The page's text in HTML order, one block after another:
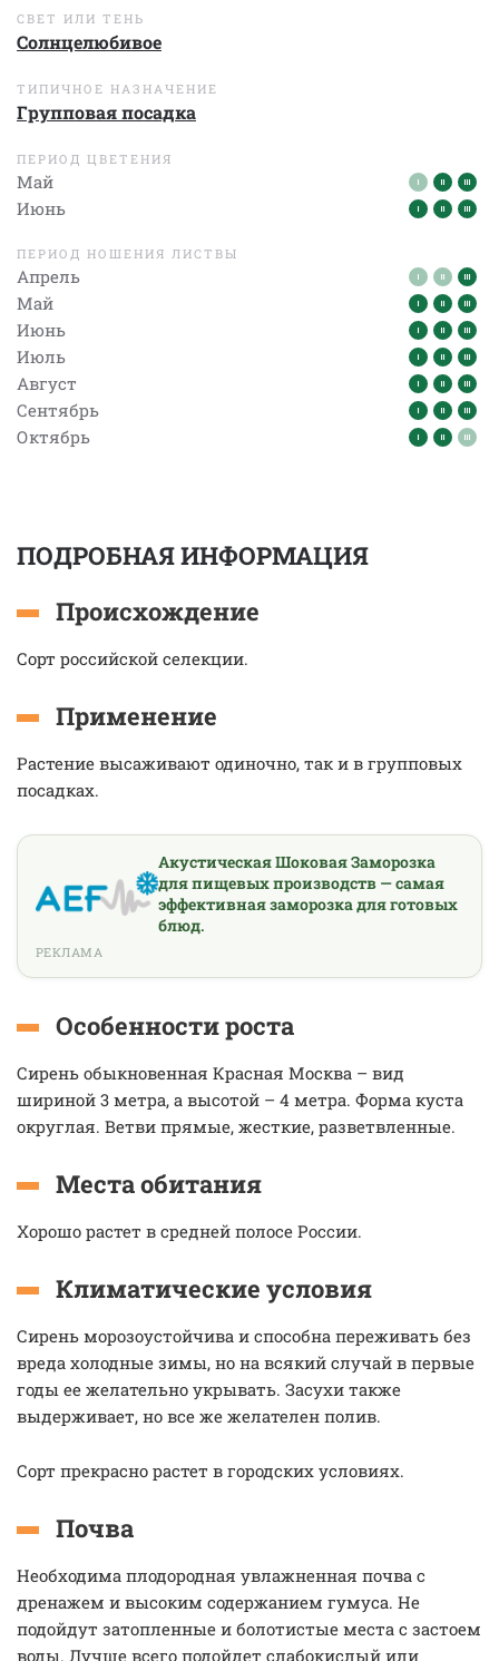
СВЕТ ИЛИ ТЕНЬ
Солнцелюбивое
ТИПИЧНОЕ НАЗНАЧЕНИЕ
Групповая посадка
ПЕРИОД ЦВЕТЕНИЯ
Май
Июнь
ПЕРИОД НОШЕНИЯ ЛИСТВЫ
Апрель
Май
Июнь
Июль
Август
Сентябрь
Октябрь
ПОДРОБНАЯ ИНФОРМАЦИЯ
Происхождение
Сорт российской селекции.
Применение
Растение высаживают одиночно, так и в групповых
посадках.
Акустическая Шоковая Заморозка
для пищевых производств — самая
эффективная заморозка для готовых
блюд.
РЕКЛАМА
Особенности роста
Сирень обыкновенная Красная Москва – вид
шириной 3 метра, а высотой – 4 метра. Форма куста
округлая. Ветви прямые, жесткие, разветвленные.
Места обитания
Хорошо растет в средней полосе России.
Климатические условия
Сирень морозоустойчива и способна переживать без
вреда холодные зимы, но на всякий случай в первые
годы ее желательно укрывать. Засухи также
выдерживает, но все же желателен полив.
Сорт прекрасно растет в городских условиях.
Почва
Необходима плодородная увлажненная почва с
дренажем и высоким содержанием гумуса. Не
подойдут затопленные и болотистые места с застоем
воды. Лучше всего подойдет слабокислый или